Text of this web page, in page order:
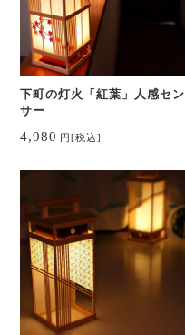
下町の灯火「紅葉」人感セン
サー
4,980 円[税込]